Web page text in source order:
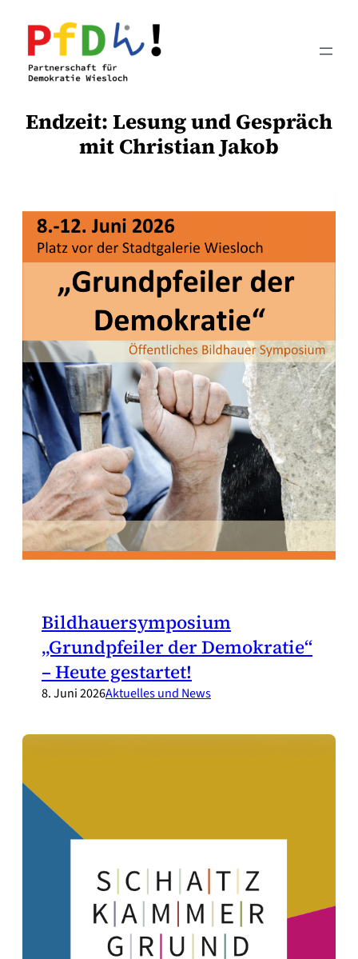
Inhalt
springen
Endzeit: Lesung und Gespräch
mit Christian Jakob
Bildhauersymposium
„Grundpfeiler der Demokratie“
– Heute gestartet!
8. Juni 2026Aktuelles und News